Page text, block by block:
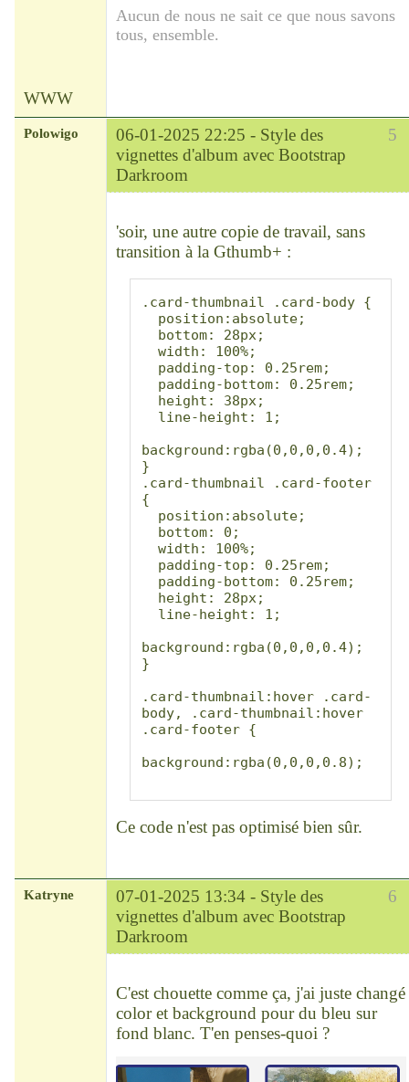
Aucun de nous ne sait ce que nous savons
tous, ensemble.
WWW
5
Polowigo 06-01-2025 22:25 - Style des
vignettes d'album avec Bootstrap
Darkroom
'soir, une autre copie de travail, sans
transition à la Gthumb+ :
.card-thumbnail .card-body {
background:rgba(0,0,0,0.4);
}
.card-thumbnail .card-footer
{
background:rgba(0,0,0,0.4);
}
.card-thumbnail:hover .card-
body, .card-thumbnail:hover
.card-footer {
background:rgba(0,0,0,0.8);
.card-thumbnail:hover .card-
}
Ce code n'est pas optimisé bien sûr.
6
Katryne 07-01-2025 13:34 - Style des
vignettes d'album avec Bootstrap
Darkroom
C'est chouette comme ça, j'ai juste changé
color et background pour du bleu sur
fond blanc. T'en penses-quoi ?